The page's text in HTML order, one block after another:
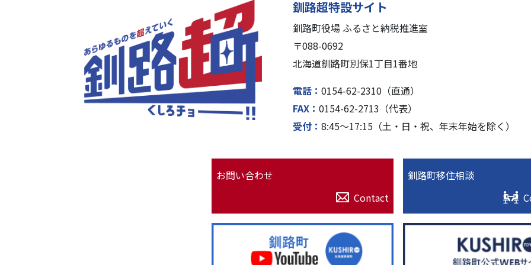
釧路超特設サイト
釧路町役場 ふるさと納税推進室
〒088-0692
北海道釧路町別保1丁⽬1番地
電話
0154-62-2310（直通）
FAX
0154-62-2713（代表）
受付
8:45〜17:15（⼟・⽇・祝、年末年始を除く）
お問い合わせ
Contact
釧路町移住相談